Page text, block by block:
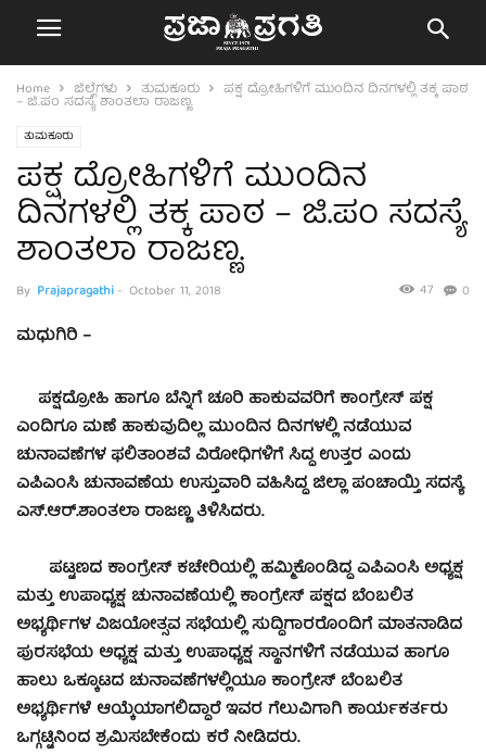
Home ಜಿಲ್ಲೆಗಳು ತುಮಕೂರು ಪಕ್ಷ ದ್ರೋಹಿಗಳಿಗೆ ಮುಂದಿನ ದಿನಗಳಲ್ಲಿ ತಕ್ಕ ಪಾಠ
– ಜಿ.ಪಂ ಸದಸ್ಯೆ ಶಾಂತಲಾ ರಾಜಣ್ಣ.
ತುಮಕೂರು
ಪಕ್ಷ ದ್ರೋಹಿಗಳಿಗೆ ಮುಂದಿನ
ದಿನಗಳಲ್ಲಿ ತಕ್ಕ ಪಾಠ – ಜಿ.ಪಂ ಸದಸ್ಯೆ
ಶಾಂತಲಾ ರಾಜಣ್ಣ.
By Prajapragathi- October 11, 2018 0
47
ಮಧುಗಿರಿ –
ಪಕ್ಷದ್ರೋಹಿ ಹಾಗೂ ಬೆನ್ನಿಗೆ ಚೂರಿ ಹಾಕುವವರಿಗೆ ಕಾಂಗ್ರೇಸ್ ಪಕ್ಷ
ಎಂದಿಗೂ ಮಣೆ ಹಾಕುವುದಿಲ್ಲ ಮುಂದಿನ ದಿನಗಳಲ್ಲಿ ನಡೆಯುವ
ಚುನಾವಣೆಗಳ ಫಲಿತಾಂಶವೆ ವಿರೋಧಿಗಳಿಗೆ ಸಿದ್ಧ ಉತ್ತರ ಎಂದು
ಎಪಿಎಂಸಿ ಚುನಾವಣೆಯ ಉಸ್ತುವಾರಿ ವಹಿಸಿದ್ದ ಜಿಲ್ಲಾ ಪಂಚಾಯ್ತಿ ಸದಸ್ಯೆ
ಎಸ್.ಆರ್.ಶಾಂತಲಾ ರಾಜಣ್ಣ ತಿಳಿಸಿದರು.
ಪಟ್ಟಣದ ಕಾಂಗ್ರೇಸ್ ಕಚೇರಿಯಲ್ಲಿ ಹಮ್ಮಿಕೊಂಡಿದ್ದ ಎಪಿಎಂಸಿ ಅಧ್ಯಕ್ಷ
ಮತ್ತು ಉಪಾಧ್ಯಕ್ಷ ಚುನಾವಣೆಯಲ್ಲಿ ಕಾಂಗ್ರೇಸ್ ಪಕ್ಷದ ಬೆಂಬಲಿತ
ಅಭ್ಯರ್ಥಿಗಳ ವಿಜಯೋತ್ಸವ ಸಭೆಯಲ್ಲಿ ಸುದ್ದಿಗಾರರೊಂದಿಗೆ ಮಾತನಾಡಿದ
ಪುರಸಭೆಯ ಅಧ್ಯಕ್ಷ ಮತ್ತು ಉಪಾಧ್ಯಕ್ಷ ಸ್ಥಾನಗಳಿಗೆ ನಡೆಯುವ ಹಾಗೂ
ಹಾಲು ಒಕ್ಕೂಟದ ಚುನಾವಣೆಗಳಲ್ಲಿಯೂ ಕಾಂಗ್ರೇಸ್ ಬೆಂಬಲಿತ
ಅಭ್ಯರ್ಥಿಗಳೆ ಆಯ್ಕೆಯಾಗಲಿದ್ದಾರೆ ಇವರ ಗೆಲುವಿಗಾಗಿ ಕಾರ್ಯಕರ್ತರು
ಒಗ್ಗಟ್ಟಿನಿಂದ ಶ್ರಮಿಸಬೇಕೆಂದು ಕರೆ ನೀಡಿದರು.